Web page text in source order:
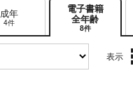
成年
4件
電子書籍
全年齢
8件
表示